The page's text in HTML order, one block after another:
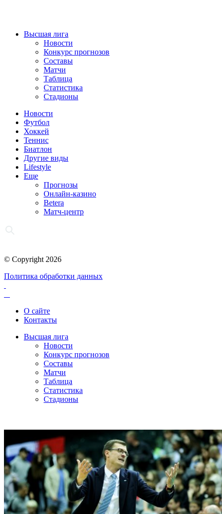
Высшая лига
Новости
Конкурс прогнозов
Составы
Матчи
Таблица
Статистика
Стадионы
Новости
Футбол
Хоккей
Теннис
Биатлон
Другие виды
Lifestyle
Еще
Прогнозы
Онлайн-казино
Betera
Матч-центр
© Copyright 2026
Политика обработки данных
О сайте
Контакты
Высшая лига
Новости
Конкурс прогнозов
Составы
Матчи
Таблица
Статистика
Стадионы